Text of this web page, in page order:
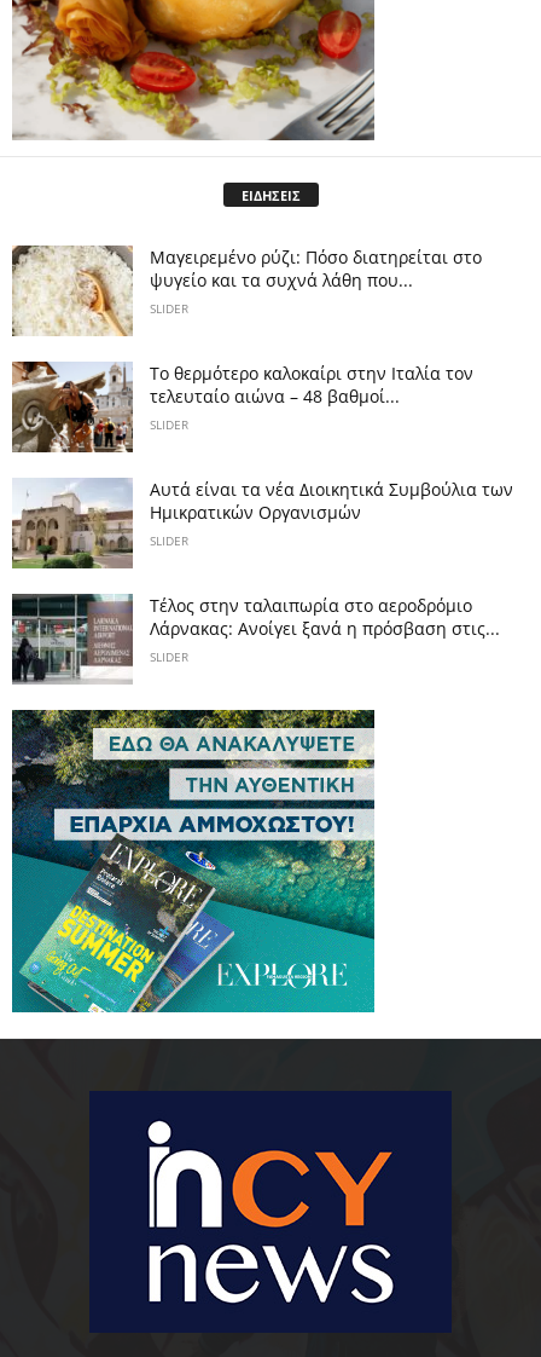
ΕΙΔΗΣΕΙΣ
Μαγειρεμένο ρύζι: Πόσο διατηρείται στο
ψυγείο και τα συχνά λάθη που...
SLIDER
Το θερμότερο καλοκαίρι στην Ιταλία τον
τελευταίο αιώνα – 48 βαθμοί...
SLIDER
Αυτά είναι τα νέα Διοικητικά Συμβούλια των
Ημικρατικών Οργανισμών
SLIDER
Tέλος στην ταλαιπωρία στο αεροδρόμιο
Λάρνακας: Ανοίγει ξανά η πρόσβαση στις...
SLIDER